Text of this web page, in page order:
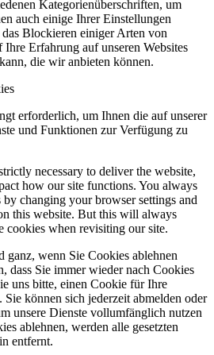
Kategorienüberschriften, um
auch einige Ihrer Einstellungen
das Blockieren einiger Arten von
Erfahrung auf unseren Websites
die wir anbieten können.
erforderlich, um Ihnen die auf unserer
und Funktionen zur Verfügung zu
necessary to deliver the website,
how our site functions. You always
changing your browser settings and
this website. But this will always
cookies when revisiting our site.
ganz, wenn Sie Cookies ablehnen
dass Sie immer wieder nach Cookies
uns bitte, einen Cookie für Ihre
können sich jederzeit abmelden oder
unsere Dienste vollumfänglich nutzen
ablehnen, werden alle gesetzten
entfernt.